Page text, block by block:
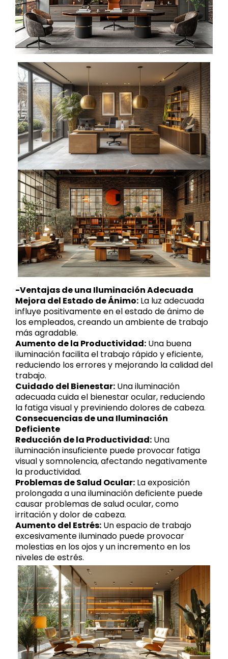
-Ventajas de una Iluminación Adecuada
Mejora del Estado de Ánimo: La luz adecuada
influye positivamente en el estado de ánimo de
los empleados, creando un ambiente de trabajo
más agradable.
Aumento de la Productividad: Una buena
iluminación facilita el trabajo rápido y eficiente,
reduciendo los errores y mejorando la calidad del
trabajo.
Cuidado del Bienestar: Una iluminación
adecuada cuida el bienestar ocular, reduciendo
la fatiga visual y previniendo dolores de cabeza.
Consecuencias de una Iluminación
Deficiente
Reducción de la Productividad: Una
iluminación insuficiente puede provocar fatiga
visual y somnolencia, afectando negativamente
la productividad.
Problemas de Salud Ocular: La exposición
prolongada a una iluminación deficiente puede
causar problemas de salud ocular, como
irritación y dolor de cabeza.
Aumento del Estrés: Un espacio de trabajo
excesivamente iluminado puede provocar
molestias en los ojos y un incremento en los
niveles de estrés.